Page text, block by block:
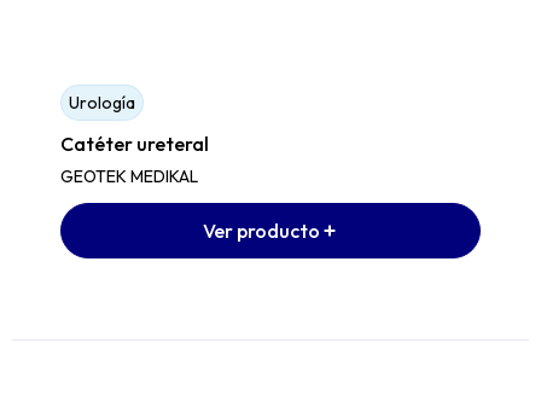
Urología
Catéter ureteral
GEOTEK MEDIKAL
Ver producto